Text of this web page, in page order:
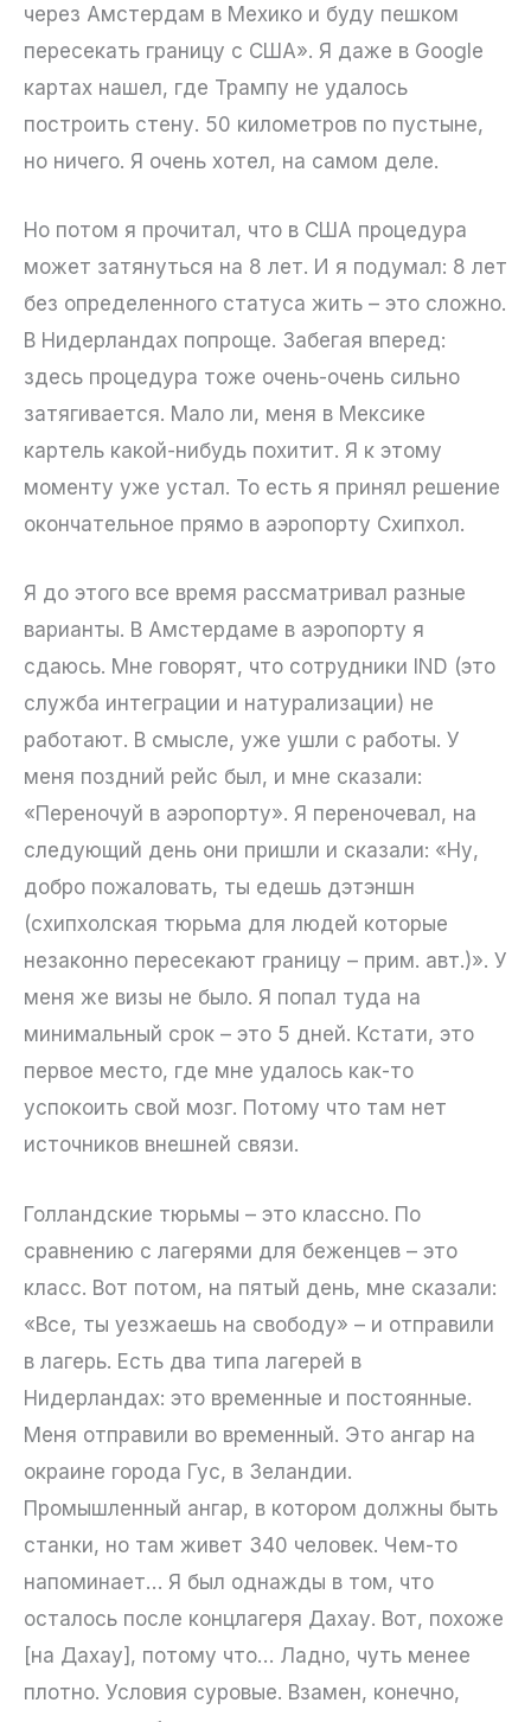
через Амстердам в Мехико и буду пешком
пересекать границу с США». Я даже в Google
картах нашел, где Трампу не удалось
построить стену. 50 километров по пустыне,
но ничего. Я очень хотел, на самом деле.
Но потом я прочитал, что в США процедура
может затянуться на 8 лет. И я подумал: 8 лет
без определенного статуса жить – это сложно.
В Нидерландах попроще. Забегая вперед:
здесь процедура тоже очень-очень сильно
затягивается. Мало ли, меня в Мексике
картель какой-нибудь похитит. Я к этому
моменту уже устал. То есть я принял решение
окончательное прямо в аэропорту Схипхол.
Я до этого все время рассматривал разные
варианты. В Амстердаме в аэропорту я
сдаюсь. Мне говорят, что сотрудники IND (это
служба интеграции и натурализации) не
работают. В смысле, уже ушли с работы. У
меня поздний рейс был, и мне сказали:
«Переночуй в аэропорту». Я переночевал, на
следующий день они пришли и сказали: «Ну,
добро пожаловать, ты едешь дэтэншн
(схипхолская тюрьма для людей которые
незаконно пересекают границу – прим. авт.)». У
меня же визы не было. Я попал туда на
минимальный срок – это 5 дней. Кстати, это
первое место, где мне удалось как-то
успокоить свой мозг. Потому что там нет
источников внешней связи.
Голландские тюрьмы – это классно. По
сравнению с лагерями для беженцев – это
класс. Вот потом, на пятый день, мне сказали:
«Все, ты уезжаешь на свободу» – и отправили
в лагерь. Есть два типа лагерей в
Нидерландах: это временные и постоянные.
Меня отправили во временный. Это ангар на
окраине города Гус, в Зеландии.
Промышленный ангар, в котором должны быть
станки, но там живет 340 человек. Чем-то
напоминает… Я был однажды в том, что
осталось после концлагеря Дахау. Вот, похоже
[на Дахау], потому что… Ладно, чуть менее
плотно. Условия суровые. Взамен, конечно,